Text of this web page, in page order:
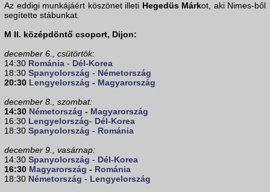
Az eddigi munkájáért köszönet illeti Hegedüs Márkot, aki Nimes-ből
segítette stábunkat.
M II. középdöntő csoport, Dijon:
december 6., csütörtök:
14:30 Románia - Dél-Korea
18:30 Spanyolország - Németország
20:30 Lengyelország - Magyarország
december 8., szombat:
14:30 Németország - Magyarország
16:30 Lengyelország- Dél-Korea
18:30 Spanyolország - Románia
december 9., vasárnap:
14:30 Spanyolország - Dél-Korea
16:30 Magyarország - Románia
18:30 Németország - Lengyelország